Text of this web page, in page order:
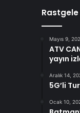
Mayıs 9,
ATV
yayın
Aralık 14,
5G’li
Ocak 10,